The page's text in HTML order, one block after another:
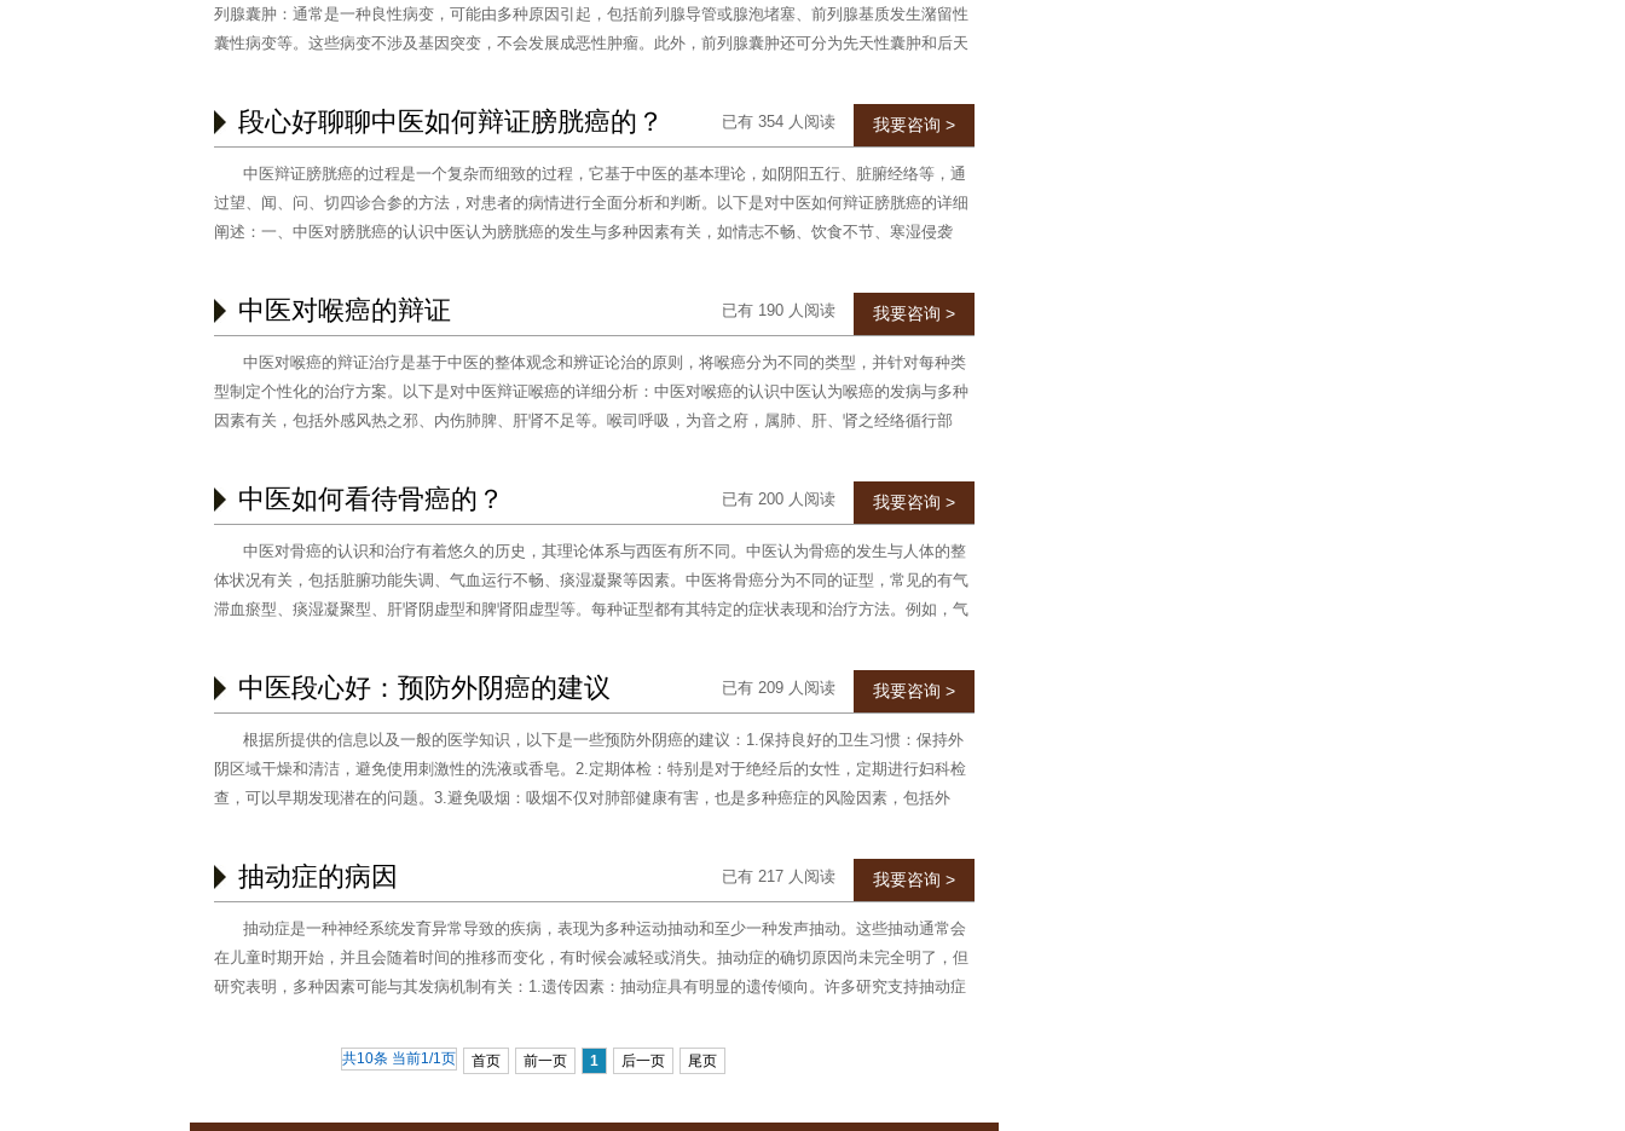
列腺囊肿：通常是一种良性病变，可能由多种原因引起，包括前列腺导管或腺泡堵塞、前列腺基质发生潴留性
囊性病变等。这些病变不涉及基因突变，不会发展成恶性肿瘤。此外，前列腺囊肿还可分为先天性囊肿和后天
段心好聊聊中医如何辩证膀胱癌的？ 已有 354 人阅读 我要咨询 >
中医辩证膀胱癌的过程是一个复杂而细致的过程，它基于中医的基本理论，如阴阳五行、脏腑经络等，通
过望、闻、问、切四诊合参的方法，对患者的病情进行全面分析和判断。以下是对中医如何辩证膀胱癌的详细
阐述：一、中医对膀胱癌的认识中医认为膀胱癌的发生与多种因素有关，如情志不畅、饮食不节、寒湿侵袭
中医对喉癌的辩证 已有 190 人阅读 我要咨询 >
中医对喉癌的辩证治疗是基于中医的整体观念和辨证论治的原则，将喉癌分为不同的类型，并针对每种类
型制定个性化的治疗方案。以下是对中医辩证喉癌的详细分析：中医对喉癌的认识中医认为喉癌的发病与多种
因素有关，包括外感风热之邪、内伤肺脾、肝肾不足等。喉司呼吸，为音之府，属肺、肝、肾之经络循行部
中医如何看待骨癌的？ 已有 200 人阅读 我要咨询 >
中医对骨癌的认识和治疗有着悠久的历史，其理论体系与西医有所不同。中医认为骨癌的发生与人体的整
体状况有关，包括脏腑功能失调、气血运行不畅、痰湿凝聚等因素。中医将骨癌分为不同的证型，常见的有气
滞血瘀型、痰湿凝聚型、肝肾阴虚型和脾肾阳虚型等。每种证型都有其特定的症状表现和治疗方法。例如，气
中医段心好：预防外阴癌的建议 已有 209 人阅读 我要咨询 >
根据所提供的信息以及一般的医学知识，以下是一些预防外阴癌的建议：1.保持良好的卫生习惯：保持外
阴区域干燥和清洁，避免使用刺激性的洗液或香皂。2.定期体检：特别是对于绝经后的女性，定期进行妇科检
查，可以早期发现潜在的问题。3.避免吸烟：吸烟不仅对肺部健康有害，也是多种癌症的风险因素，包括外
抽动症的病因 已有 217 人阅读 我要咨询 >
抽动症是一种神经系统发育异常导致的疾病，表现为多种运动抽动和至少一种发声抽动。这些抽动通常会
在儿童时期开始，并且会随着时间的推移而变化，有时候会减轻或消失。抽动症的确切原因尚未完全明了，但
研究表明，多种因素可能与其发病机制有关：1.遗传因素：抽动症具有明显的遗传倾向。许多研究支持抽动症
共10条 当前1/1页 首页 前一页 1 后一页 尾页